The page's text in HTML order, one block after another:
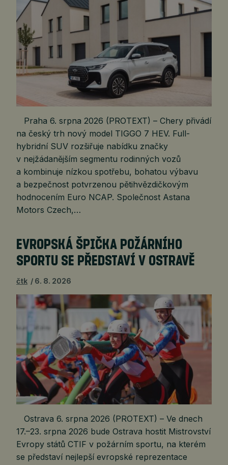
Praha 6. srpna 2026 (PROTEXT) – Chery přivádí
na český trh nový model TIGGO 7 HEV. Full-
hybridní SUV rozšiřuje nabídku značky
v nejžádanějším segmentu rodinných vozů
a kombinuje nízkou spotřebu, bohatou výbavu
a bezpečnost potvrzenou pětihvězdičkovým
hodnocením Euro NCAP. Společnost Astana
Motors Czech,…
EVROPSKÁ ŠPIČKA POŽÁRNÍHO
SPORTU SE PŘEDSTAVÍ V OSTRAVĚ
čtk 6. 8. 2026
Ostrava 6. srpna 2026 (PROTEXT) – Ve dnech
17.–23. srpna 2026 bude Ostrava hostit Mistrovství
Evropy států CTIF v požárním sportu, na kterém
se představí nejlepší evropské reprezentace